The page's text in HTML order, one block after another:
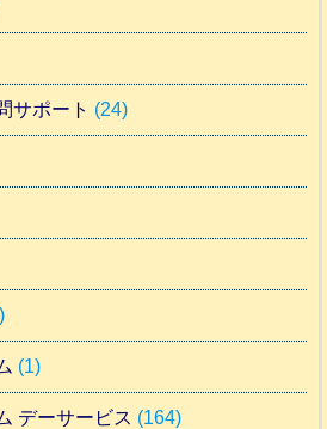
サポート (24)
(1)
デーサービス (164)